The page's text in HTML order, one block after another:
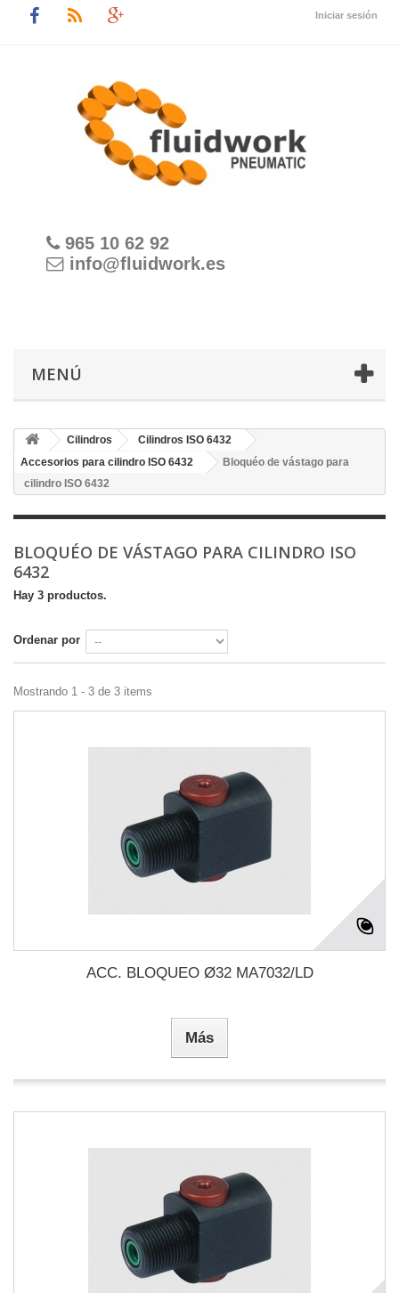
Iniciar sesión
965 10 62 92
info@fluidwork.es
MENÚ
Cilindros
Cilindros ISO 6432
Accesorios para cilindro ISO 6432
Bloquéo de vástago para
cilindro ISO 6432
BLOQUÉO DE VÁSTAGO PARA CILINDRO ISO
6432
Hay 3 productos.
Ordenar por
Mostrando 1 - 3 de 3 items
ACC. BLOQUEO Ø32 MA7032/LD
Más